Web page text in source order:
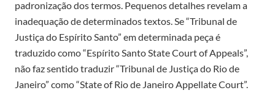
padronização dos termos. Pequenos detalhes revelam a
inadequação de determinados textos. Se “Tribunal de
Justiça do Espírito Santo” em determinada peça é
traduzido como “Espírito Santo State Court of Appeals”,
não faz sentido traduzir “Tribunal de Justiça do Rio de
Janeiro” como “State of Rio de Janeiro Appellate Court”.